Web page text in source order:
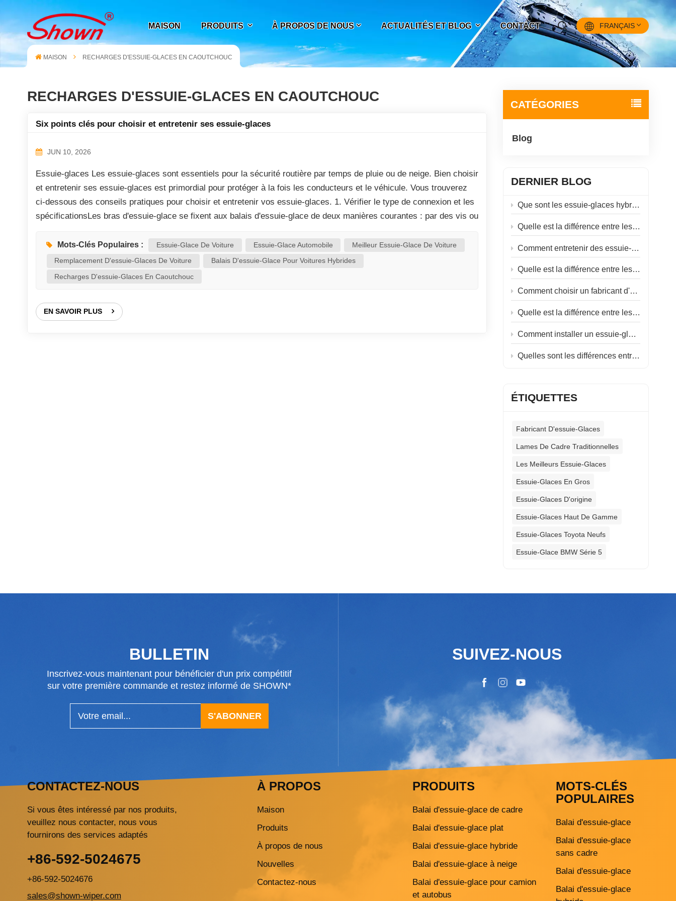
MAISON PRODUITS À PROPOS DE NOUS ACTUALITÉS ET BLOG CONTACT FRANÇAIS
English
Français
MAISON RECHARGES D'ESSUIE-GLACES EN CAOUTCHOUC
CATÉGORIES
Blog
DERNIER BLOG
Que sont les essuie-glaces hybrides ?
Quelle est la différence entre les essuie-glaces plats et les essuie-glaces hybrides ?
Comment entretenir des essuie-glaces en caoutchouc souple ?
Quelle est la différence entre les essuie-glaces d'hiver et les essuie-glaces d'été ?
Comment choisir un fabricant d'essuie-glaces ?
Quelle est la différence entre les essuie-glaces plats et les essuie-glaces classiques ?
Comment installer un essuie-glace marin ?
Quelles sont les différences entre les essuie-glaces côté conducteur et côté passager ?
ÉTIQUETTES
Fabricant D'essuie-Glaces
Lames De Cadre Traditionnelles
Les Meilleurs Essuie-Glaces
Essuie-Glaces En Gros
Essuie-Glaces D'origine
Essuie-Glaces Haut De Gamme
Essuie-Glaces Toyota Neufs
Essuie-Glace BMW Série 5
RECHARGES D'ESSUIE-GLACES EN CAOUTCHOUC
Six points clés pour choisir et entretenir ses essuie-glaces
JUN 10, 2026
Essuie-glaces Les essuie-glaces sont essentiels pour la sécurité routière par temps de pluie ou de neige. Bien choisir
et entretenir ses essuie-glaces est primordial pour protéger à la fois les conducteurs et le véhicule. Vous trouverez
ci-dessous des conseils pratiques pour choisir et entretenir vos essuie-glaces. 1. Vérifier le type de connexion et les
spécificationsLes bras d'essuie-glace se fixent aux balais d'essuie-glace de deux manières courantes : par des vis ou
votre modèle et la taille de vos essuie-glaces. 2. Vérifier l'état de la lame en caoutchouc (usure).Soulevez l'essuie-
glace et passez vos doigts sur la lame en caoutchouc propre. Les lames usées, rigides ou...
Mots-Clés Populaires : Essuie-Glace De Voiture Essuie-Glace Automobile
Meilleur Essuie-Glace De Voiture
Remplacement D'essuie-Glaces De Voiture
Balais D'essuie-Glace Pour Voitures Hybrides
Recharges D'essuie-Glaces En Caoutchouc
EN SAVOIR PLUS
BULLETIN
Inscrivez-vous maintenant pour bénéficier d'un prix compétitif
sur votre première commande et restez informé de SHOWN*
S'ABONNER
SUIVEZ-NOUS
CONTACTEZ-NOUS
Si vous êtes intéressé par nos produits,
veuillez nous contacter, nous vous
fournirons des services adaptés
+86-592-5024675
+86-592-5024676
sales@shown-wiper.com
À PROPOS
Maison
Produits
À propos de nous
Nouvelles
Contactez-nous
PRODUITS
Balai d'essuie-glace de cadre
Balai d'essuie-glace plat
Balai d'essuie-glace hybride
Balai d'essuie-glace à neige
Balai d'essuie-glace pour camion
et autobus
MOTS-CLÉS
POPULAIRES
Balai d'essuie-glace
Balai d'essuie-glace
sans cadre
Balai d'essuie-glace
Balai d'essuie-glace